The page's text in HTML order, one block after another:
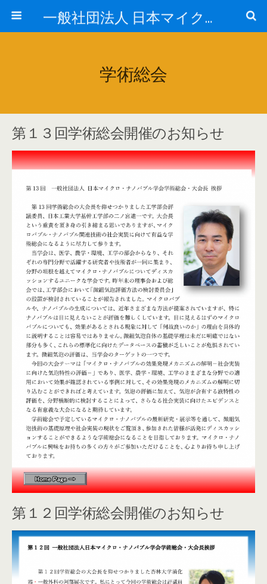
一般社団法人 日本マイクロ・ナノバブル学会
学術総会
第１３回学術総会開催のお知らせ
第１２回学術総会開催のお知らせ